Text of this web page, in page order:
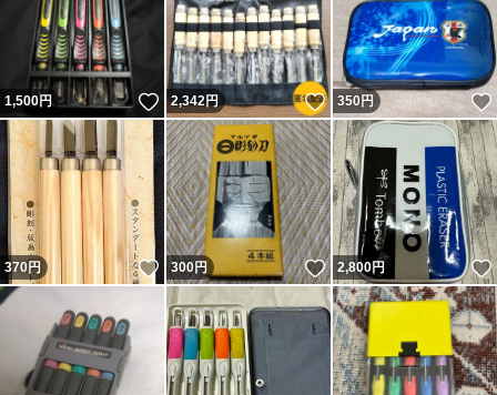
1,500円 いいね！
2,342円 いいね！
350円
370円 いいね！
300円 いいね！
2,800円